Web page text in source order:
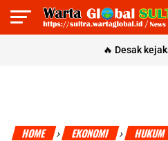
Desak kejaksaan
HOME › EKONOMI › HUKUM